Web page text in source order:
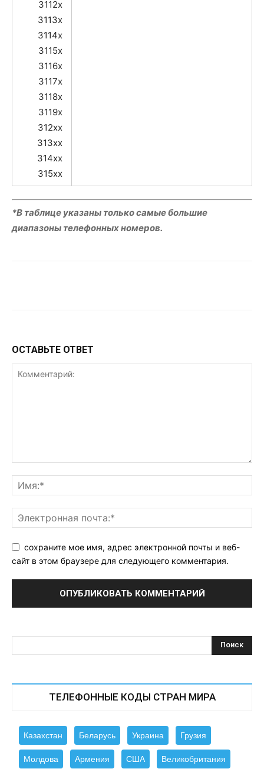
3112x
3113x
3114x
3115x
3116x
3117x
3118x
3119x
312xx
313xx
314xx
315xx
*В таблице указаны только самые большие
диапазоны телефонных номеров.
ОСТАВЬТЕ ОТВЕТ
сохраните мое имя, адрес электронной почты и веб-
сайт в этом браузере для следующего комментария.
ТЕЛЕФОННЫЕ КОДЫ СТРАН МИРА
Казахстан Беларусь Украина Грузия
Молдова Армения США Великобритания